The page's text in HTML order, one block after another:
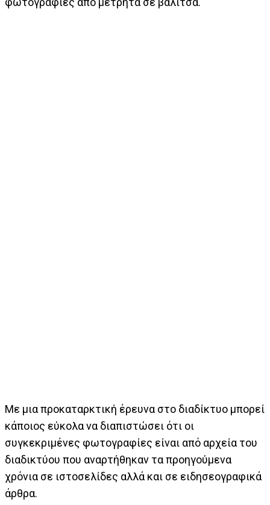
Με μια προκαταρκτική έρευνα στο διαδίκτυο μπορεί
κάποιος εύκολα να διαπιστώσει ότι οι
συγκεκριμένες φωτογραφίες είναι από αρχεία του
διαδικτύου που αναρτήθηκαν τα προηγούμενα
χρόνια σε ιστοσελίδες αλλά και σε ειδησεογραφικά
άρθρα.